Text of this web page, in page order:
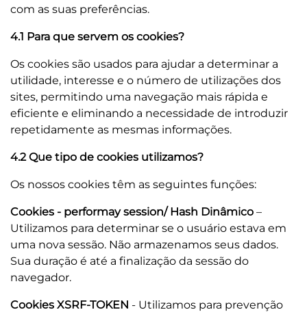
com as suas preferências.
4.1 Para que servem os cookies?
Os cookies são usados para ajudar a determinar a
utilidade, interesse e o número de utilizações dos
sites, permitindo uma navegação mais rápida e
eficiente e eliminando a necessidade de introduzir
repetidamente as mesmas informações.
4.2 Que tipo de cookies utilizamos?
Os nossos cookies têm as seguintes funções:
Cookies - performay session/ Hash Dinâmico –
Utilizamos para determinar se o usuário estava em
uma nova sessão. Não armazenamos seus dados.
Sua duração é até a finalização da sessão do
navegador.
Cookies XSRF-TOKEN - Utilizamos para prevenção